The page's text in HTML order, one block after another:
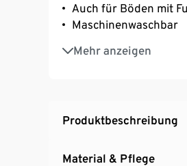
Auch für Böden mit
Maschinenwaschbar
Mehr anzeigen
Oberseite aus
Produktbeschreibung
Material & Pflege